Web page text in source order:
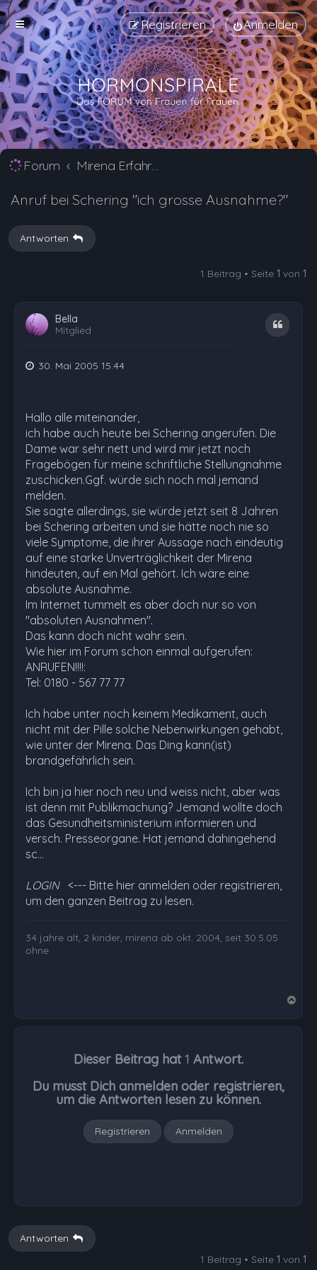
Anmelden
Registrieren
Forum Mirena Erfahrungsberichte und Nebenwirkungen
Anruf bei Schering "ich grosse Ausnahme?"
Antworten
1 Beitrag • Seite 1 von 1
Bella
Mitglied
Zitat
30. Mai 2005 15:44
Hallo alle miteinander,
ich habe auch heute bei Schering angerufen. Die
Dame war sehr nett und wird mir jetzt noch
Fragebögen für meine schriftliche Stellungnahme
zuschicken.Ggf. würde sich noch mal jemand
melden.
Sie sagte allerdings, sie würde jetzt seit 8 Jahren
bei Schering arbeiten und sie hätte noch nie so
viele Symptome, die ihrer Aussage nach eindeutig
auf eine starke Unverträglichkeit der Mirena
hindeuten, auf ein Mal gehört. Ich wäre eine
absolute Ausnahme.
Im Internet tummelt es aber doch nur so von
"absoluten Ausnahmen".
Das kann doch nicht wahr sein.
Wie hier im Forum schon einmal aufgerufen:
ANRUFEN!!!!:
Tel: 0180 - 567 77 77
Ich habe unter noch keinem Medikament, auch
nicht mit der Pille solche Nebenwirkungen gehabt,
wie unter der Mirena. Das Ding kann(ist)
brandgefährlich sein.
Ich bin ja hier noch neu und weiss nicht, aber was
ist denn mit Publikmachung? Jemand wollte doch
das Gesundheitsministerium informieren und
versch. Presseorgane. Hat jemand dahingehend
sc…
LOGIN <--- Bitte hier anmelden oder registrieren,
um den ganzen Beitrag zu lesen.
34 jahre alt, 2 kinder, mirena ab okt. 2004, seit 30.5.05
ohne
Dieser Beitrag hat 1 Antwort.
Du musst Dich anmelden oder registrieren,
um die Antworten lesen zu können.
Registrieren Anmelden
Antworten
1 Beitrag • Seite 1 von 1